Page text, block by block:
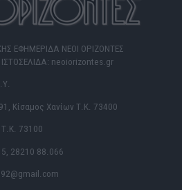
ΕΦΗΜΕΡΙΔΑ ΝΕΟΙ ΟΡΙΖΟΝΤΕΣ
neoiorizontes.gr
Κίσαμος Χανίων Τ.Κ. 73400
73100
28210 88.066